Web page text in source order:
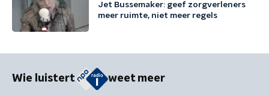
Jet Bussemaker: geef zorgverleners
meer ruimte, niet meer regels
Wie luistert weet meer